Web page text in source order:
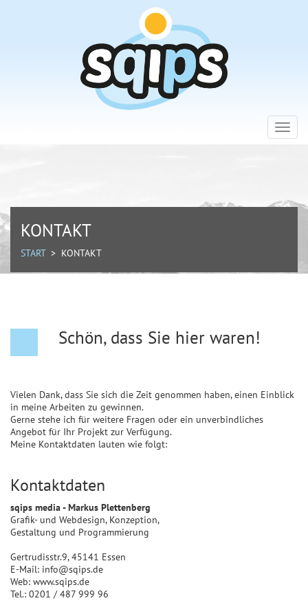
KONTAKT
START> KONTAKT
Schön, dass Sie hier waren!
Vielen Dank, dass Sie sich die Zeit genommen haben, einen Einblick
in meine Arbeiten zu gewinnen.
Gerne stehe ich für weitere Fragen oder ein unverbindliches
Angebot für Ihr Projekt zur Verfügung.
Meine Kontaktdaten lauten wie folgt:
Kontaktdaten
sqips media - Markus Plettenberg
Grafik- und Webdesign, Konzeption,
Gestaltung und Programmierung
Gertrudisstr.9, 45141 Essen
E-Mail: info@sqips.de
Web: www.sqips.de
Tel.: 0201 / 487 999 96